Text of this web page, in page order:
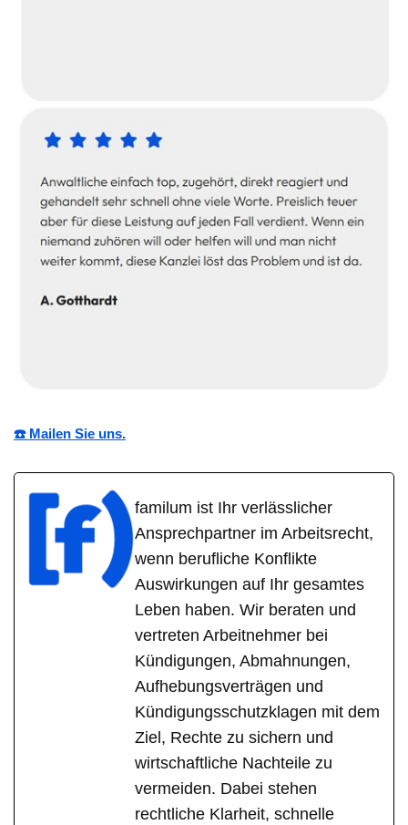
☎️ Mailen Sie uns.
familum ist Ihr verlässlicher
Ansprechpartner im Arbeitsrecht,
wenn berufliche Konflikte
Auswirkungen auf Ihr gesamtes
Leben haben. Wir beraten und
vertreten Arbeitnehmer bei
Kündigungen, Abmahnungen,
Aufhebungsverträgen und
Kündigungsschutzklagen mit dem
Ziel, Rechte zu sichern und
wirtschaftliche Nachteile zu
vermeiden. Dabei stehen
rechtliche Klarheit, schnelle